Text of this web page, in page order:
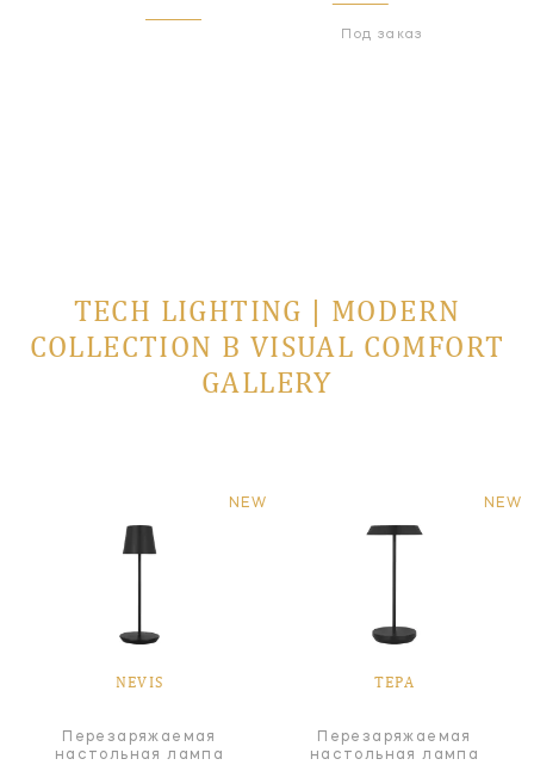
Под заказ
TECH LIGHTING | MODERN
COLLECTION В VISUAL COMFORT
GALLERY
NEW
NEVIS
Перезаряжаемая
настольная лампа
NEW
TEPA
Перезаряжаемая
настольная лампа